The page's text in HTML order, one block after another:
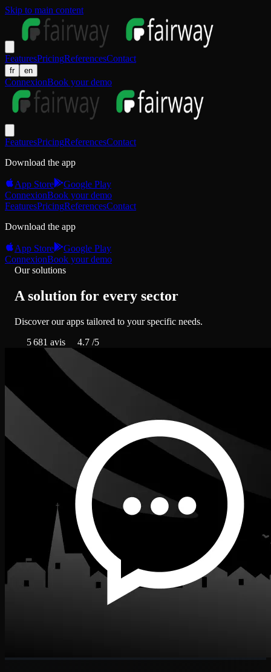
Skip to main content
FeaturesPricingReferencesContact
fr en
ConnexionBook your demo
FeaturesPricingReferencesContact
Download the app
App Store
Google Play
ConnexionBook your demo
FeaturesPricingReferencesContact
Download the app
App Store
Google Play
ConnexionBook your demo
Our solutions
A solution for every sector
Discover our apps tailored to your specific needs.
5 681 avis 4.7 /5